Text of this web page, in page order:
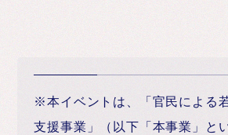
※本イベントは、「官民による
支援事業」（以下「本事業」と